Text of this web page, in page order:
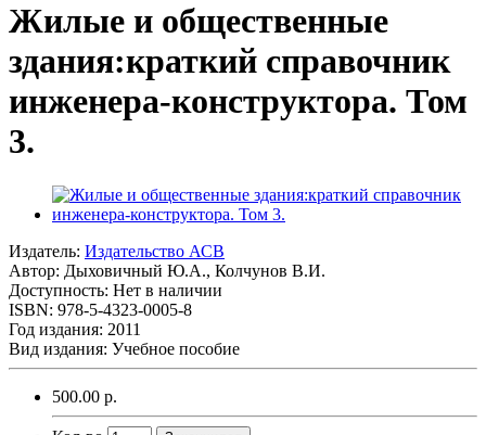
Жилые и общественные
здания:краткий справочник
инженера-конструктора. Том
3.
Издатель: Издательство АСВ
Автор: Дыховичный Ю.А., Колчунов В.И.
Доступность: Нет в наличии
ISBN: 978-5-4323-0005-8
Год издания: 2011
Вид издания: Учебное пособие
500.00 р.